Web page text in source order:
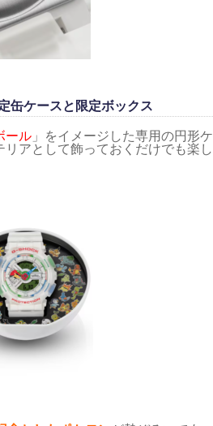
缶ケースと限定ボックス
ール 」をイメージした専用の円形ケ
アとして飾っておくだけでも楽し